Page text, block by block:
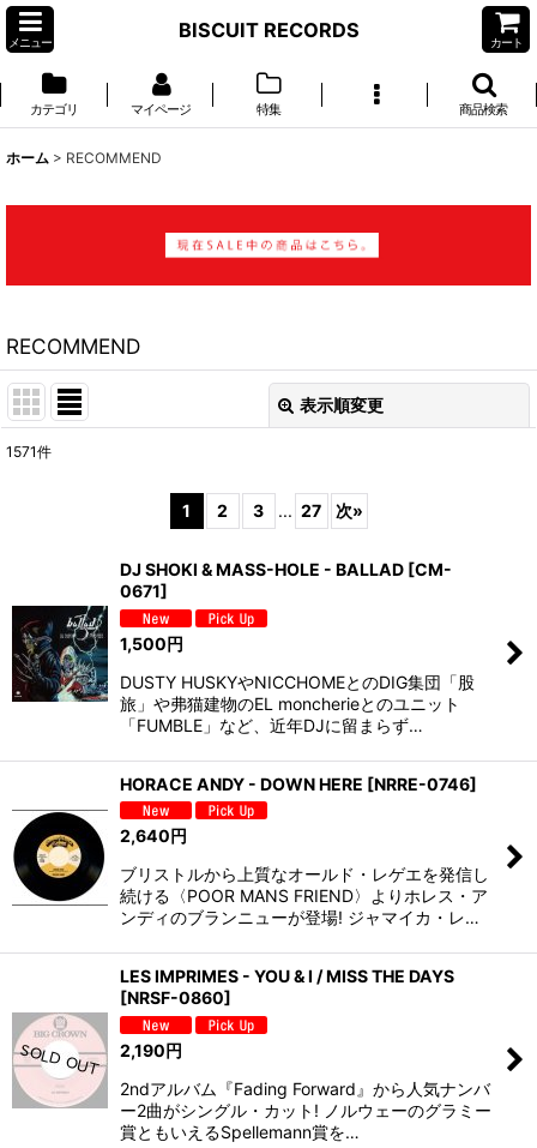
メニュー
BISCUIT RECORDS
カート
カテゴリ マイページ 特集 商品検索
ホーム > RECOMMEND
RECOMMEND
表示順変更
1571件
1 2 3 ... 27 次»
DJ SHOKI & MASS-HOLE - BALLAD [CM-
0671]
1,500円
DUSTY HUSKYやNICCHOMEとのDIG集団「股
旅」や弗猫建物のEL moncherieとのユニット
「FUMBLE」など、近年DJに留まらず…
HORACE ANDY - DOWN HERE [NRRE-0746]
2,640円
ブリストルから上質なオールド・レゲエを発信し
続ける〈POOR MANS FRIEND〉よりホレス・ア
ンディのブランニューが登場! ジャマイカ・レ…
LES IMPRIMES - YOU & I / MISS THE DAYS
[NRSF-0860]
2,190円
2ndアルバム『Fading Forward』から人気ナンバ
ー2曲がシングル・カット! ノルウェーのグラミー
賞ともいえるSpellemann賞を…